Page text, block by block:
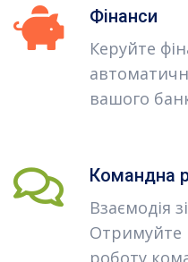
Фінанси
Керуйте
вашого
Командна
Взаємодія
Отримуйте
роботу